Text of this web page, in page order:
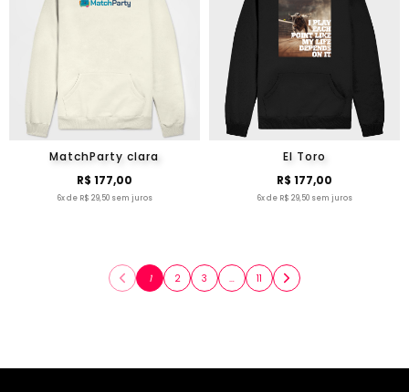
MatchParty clara
R$ 177,00
6x de R$ 29,50 sem juros
El Toro
R$ 177,00
6x de R$ 29,50 sem juros
1 2 3 … 11